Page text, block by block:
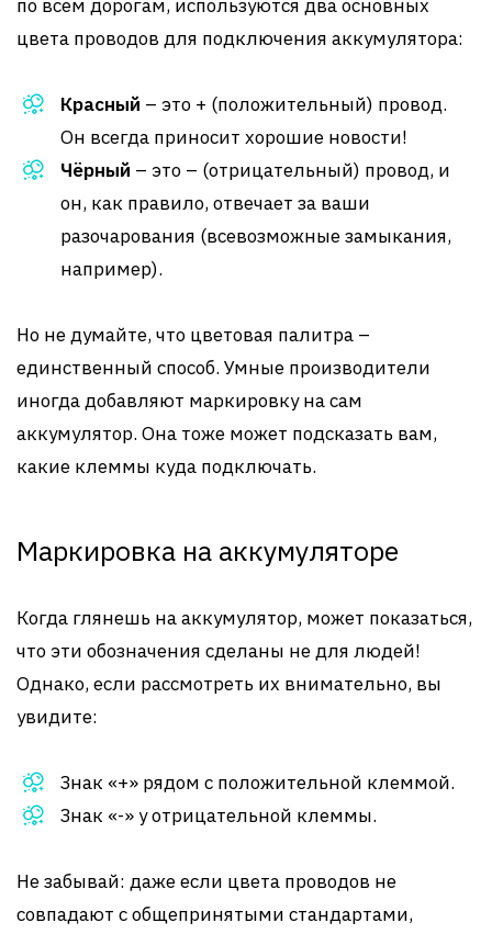
по всем дорогам, используются два основных
цвета проводов для подключения аккумулятора:
Красный – это + (положительный) провод.
Он всегда приносит хорошие новости!
Чёрный – это – (отрицательный) провод, и
он, как правило, отвечает за ваши
разочарования (всевозможные замыкания,
например).
Но не думайте, что цветовая палитра –
единственный способ. Умные производители
иногда добавляют маркировку на сам
аккумулятор. Она тоже может подсказать вам,
какие клеммы куда подключать.
Маркировка на аккумуляторе
Когда глянешь на аккумулятор, может показаться,
что эти обозначения сделаны не для людей!
Однако, если рассмотреть их внимательно, вы
увидите:
Знак «+» рядом с положительной клеммой.
Знак «-» у отрицательной клеммы.
Не забывай: даже если цвета проводов не
совпадают с общепринятыми стандартами,